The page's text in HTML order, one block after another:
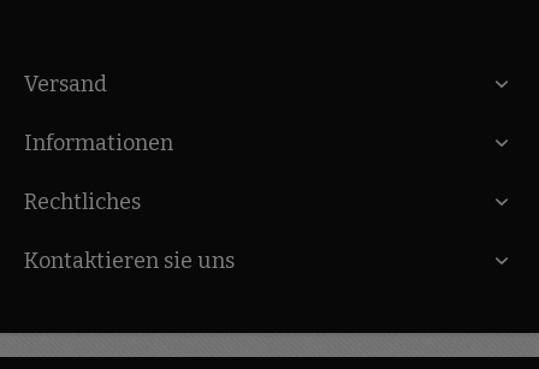
Versand
Informationen
Rechtliches
Kontaktieren sie uns